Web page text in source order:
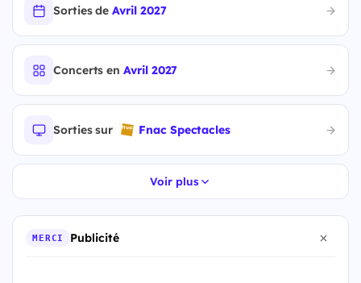
Sorties deAvril 2027
Concerts enAvril 2027
Sorties sur Fnac Spectacles
Voir plus
MERCI Publicité